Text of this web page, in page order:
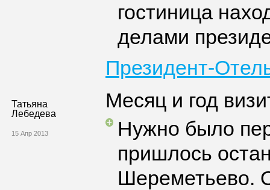
гостиница
делами
Президент-
Татьяна
Лебедева
15 Апр 2013
Месяц и год
Нужно было
пришлось
Шереметьево.